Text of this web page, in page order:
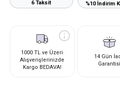
6 Taksit
%10 İndirim
1000 TL ve Üzeri
Alışverişlerinizde
Kargo BEDAVA!
14 Gün
Garantisi